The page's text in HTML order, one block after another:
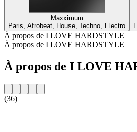
Maxximum
Paris, Afrobeat, House, Techno, Electro
À propos de I LOVE HARDSTYLE
À propos de I LOVE HARDSTYLE
À propos de I LOVE
(36)